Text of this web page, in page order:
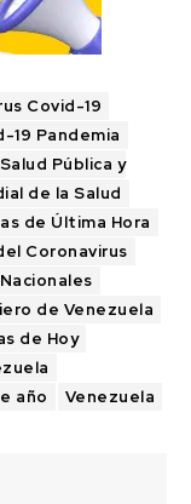
Covid-19
19 Pandemia
Pública y
de la Salud
de Última Hora
Coronavirus
de Venezuela
de Hoy
año
Venezuela